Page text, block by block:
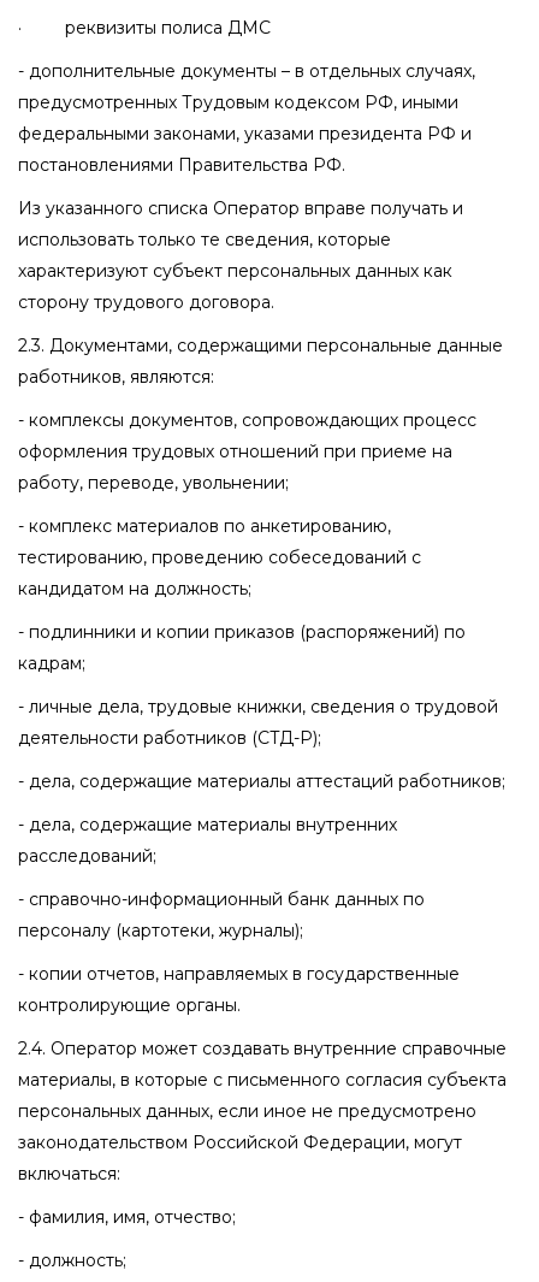
· реквизиты полиса ДМС
- дополнительные документы – в отдельных случаях,
предусмотренных Трудовым кодексом РФ, иными
федеральными законами, указами президента РФ и
постановлениями Правительства РФ.
Из указанного списка Оператор вправе получать и
использовать только те сведения, которые
характеризуют субъект персональных данных как
сторону трудового договора.
2.3. Документами, содержащими персональные данные
работников, являются:
- комплексы документов, сопровождающих процесс
оформления трудовых отношений при приеме на
работу, переводе, увольнении;
- комплекс материалов по анкетированию,
тестированию, проведению собеседований с
кандидатом на должность;
- подлинники и копии приказов (распоряжений) по
кадрам;
- личные дела, трудовые книжки, сведения о трудовой
деятельности работников (СТД-Р);
- дела, содержащие материалы аттестаций работников;
- дела, содержащие материалы внутренних
расследований;
- справочно-информационный банк данных по
персоналу (картотеки, журналы);
- копии отчетов, направляемых в государственные
контролирующие органы.
2.4. Оператор может создавать внутренние справочные
материалы, в которые с письменного согласия субъекта
персональных данных, если иное не предусмотрено
законодательством Российской Федерации, могут
включаться:
- фамилия, имя, отчество;
- должность;